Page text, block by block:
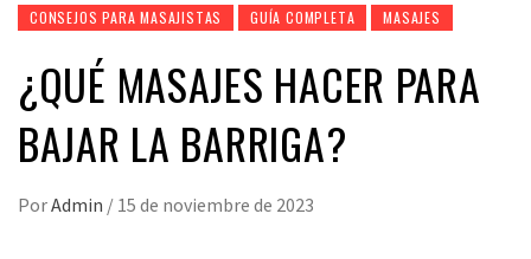
CONSEJOS PARA MASAJISTAS GUÍA COMPLETA MASAJES
¿QUÉ MASAJES HACER PARA
BAJAR LA BARRIGA?
PorAdmin / 15 de noviembre de 2023